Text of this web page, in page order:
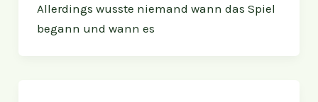
Allerdings wusste niemand wann das Spiel
begann und wann es